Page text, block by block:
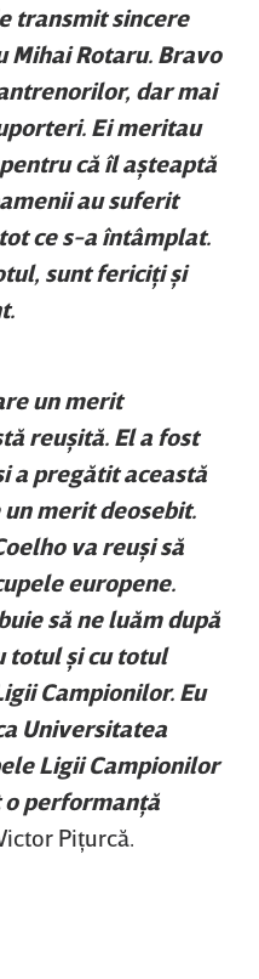
transmit sincere
Mihai Rotaru. Bravo
dar mai
Ei meritau
că îl aşteaptă
au suferit
ce s-a întâmplat.
sunt fericiţi şi
un merit
reuşită. El a fost
a pregătit această
merit deosebit.
va reuşi să
europene.
să ne luăm după
totul şi cu totul
Campionilor. Eu
Universitatea
Ligii Campionilor
o performanţă
Piţurcă.